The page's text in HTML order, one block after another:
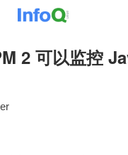
2 可以监控